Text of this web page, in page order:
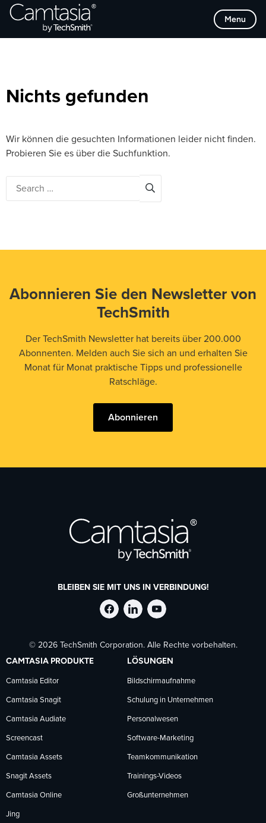
Direkt
zum
Menu
Browse Categories
Nichts gefunden
Wir können die gesuchten Informationen leider nicht finden.
Probieren Sie es über die Suchfunktion.
Abonnieren Sie den Newsletter von
TechSmith
Der TechSmith Newsletter hat bereits über 200.000
Abonnenten. Melden auch Sie sich an und erhalten Sie
Monat für Monat praktische Tipps und professionelle
Ratschläge.
Abonnieren
BLEIBEN SIE MIT UNS IN VERBINDUNG!
TechSmith
auf
Facebook
folgen
TechSmith
auf
LinkedIn
folgen
TechSmith
auf
YouTube
folgen
© 2026 TechSmith Corporation. Alle Rechte vorbehalten.
CAMTASIA PRODUKTE
Camtasia Editor
Camtasia Snagit
Camtasia Audiate
Screencast
Camtasia Assets
Snagit Assets
Camtasia Online
Jing
LÖSUNGEN
Bildschirmaufnahme
Schulung in Unternehmen
Personalwesen
Software-Marketing
Teamkommunikation
Trainings-Videos
Großunternehmen